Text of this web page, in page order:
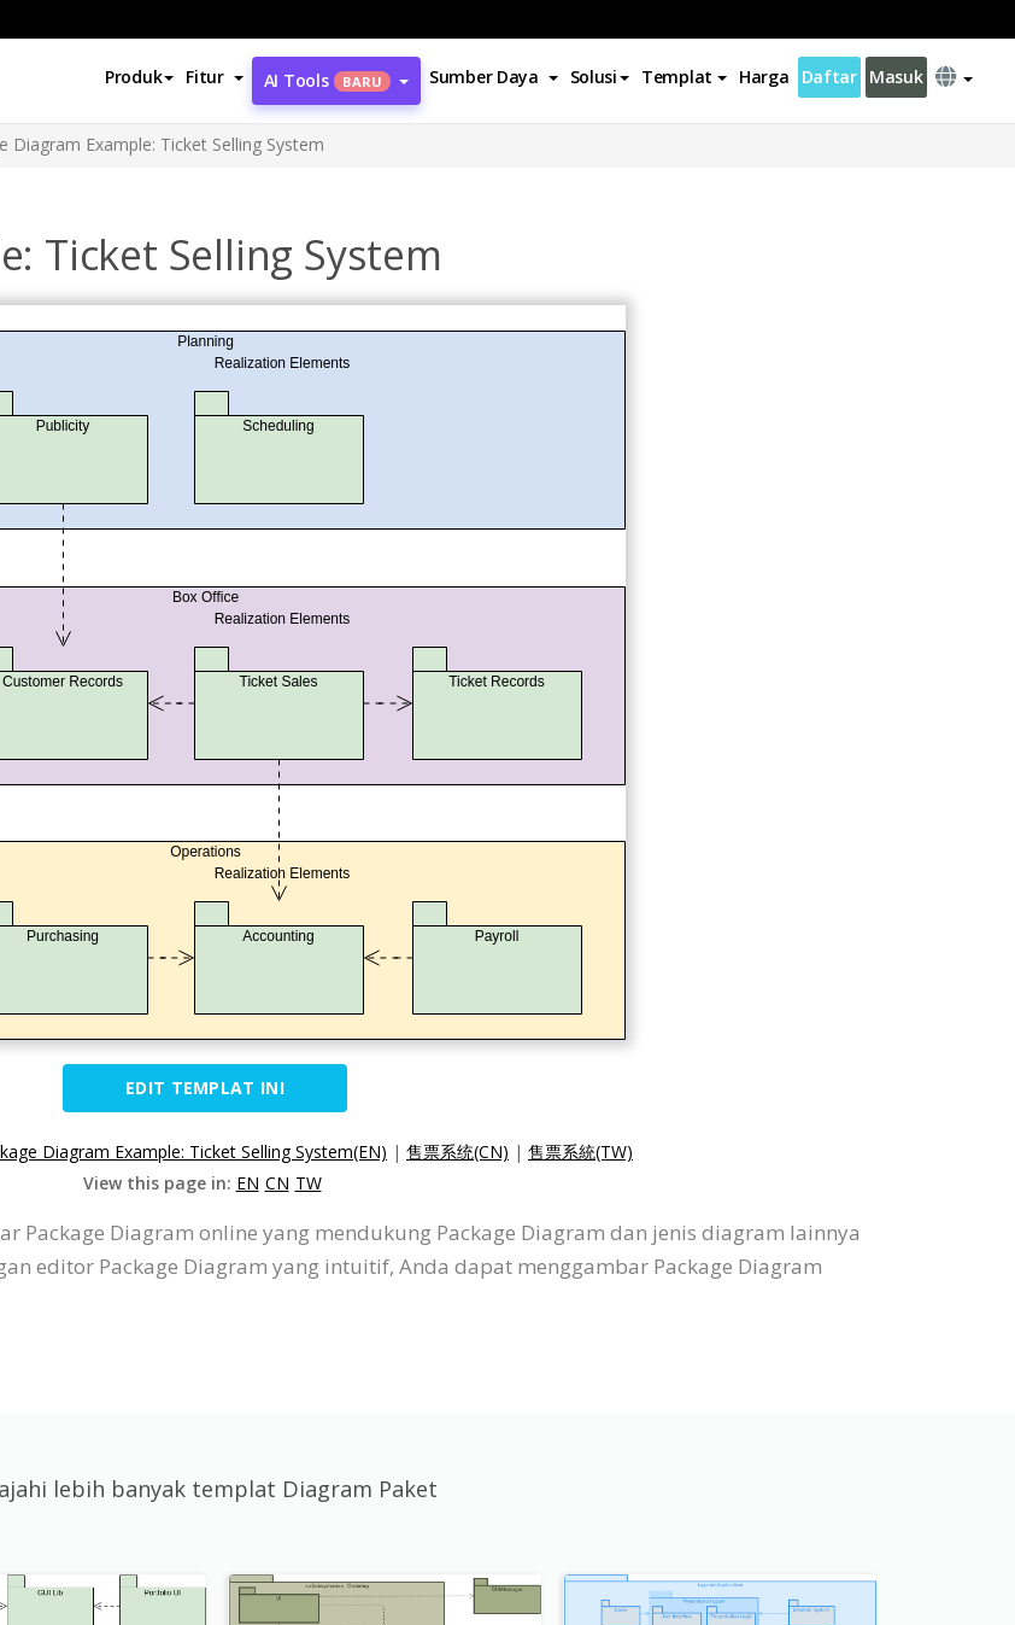
Produk Fitur AI Tools BARU Sumber Daya Solusi Templat Harga Daftar Masuk
Diagram Example: Ticket Selling System
Ticket Selling System
EDIT TEMPLAT INI
Diagram Example: Ticket Selling System(EN) | 售票系统(CN) | 售票系統(TW)
View this page in: EN CN TW
Package Diagram online yang mendukung Package Diagram dan jenis diagram lainnya
editor Package Diagram yang intuitif, Anda dapat menggambar Package Diagram
lebih banyak templat Diagram Paket